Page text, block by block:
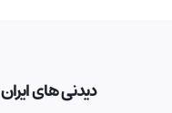
دیدنی های ایران